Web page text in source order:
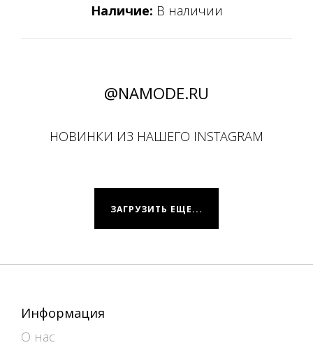
Наличие: В наличии
@NAMODE.RU
НОВИНКИ ИЗ НАШЕГО INSTAGRAM
ЗАГРУЗИТЬ ЕЩЕ...
Информация
О нас